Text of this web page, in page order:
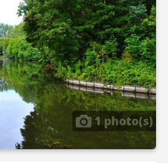
1 photo(s)